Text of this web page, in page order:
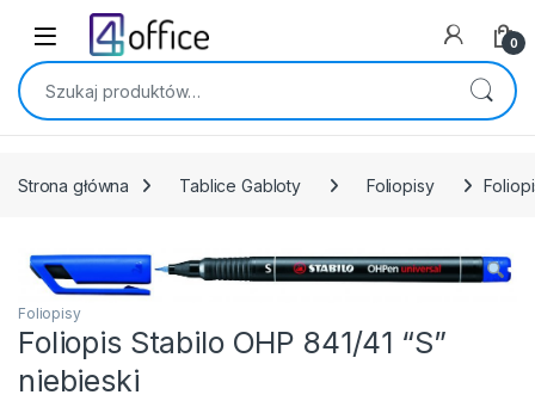
Skip to navigation
Skip to content
0
Szukaj:
Strona główna Tablice Gabloty Foliopisy
Foliopisy
Foliopis Stabilo OHP 841/41 “S”
niebieski